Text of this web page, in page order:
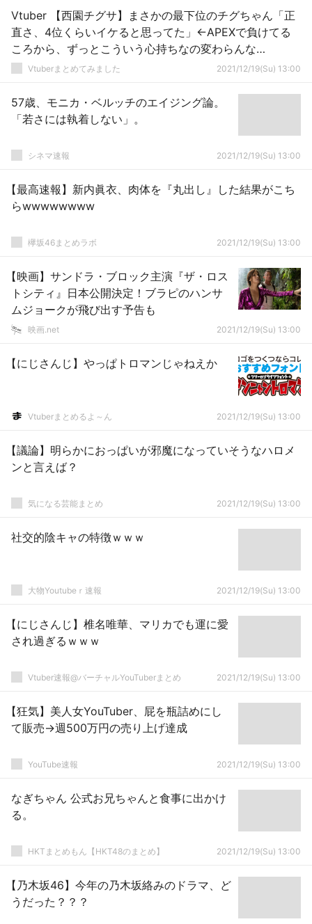
Vtuber 【西園チグサ】まさかの最下位のチグちゃん「正
直さ、4位くらいイケると思ってた」←APEXで負けてる
ころから、ずっとこういう心持ちなの変わらんな…
Vtuberまとめてみました 2021/12/19(Su) 13:00
57歳、モニカ・ベルッチのエイジング論。
「若さには執着しない」。
シネマ速報 2021/12/19(Su) 13:00
【最高速報】新内眞衣、肉体を『丸出し』した結果がこち
らwwwwwwww
欅坂46まとめラボ 2021/12/19(Su) 13:00
【映画】サンドラ・ブロック主演『ザ・ロス
トシティ』日本公開決定！ブラピのハンサ
ムジョークが飛び出す予告も
映画.net 2021/12/19(Su) 13:00
【にじさんじ】やっぱトロマンじゃねえか
Vtuberまとめるよ～ん 2021/12/19(Su) 13:00
【議論】明らかにおっぱいが邪魔になっていそうなハロメ
ンと言えば？
気になる芸能まとめ 2021/12/19(Su) 13:00
社交的陰キャの特徴ｗｗｗ
大物Youtubeｒ速報 2021/12/19(Su) 13:00
【にじさんじ】椎名唯華、マリカでも運に愛
され過ぎるｗｗｗ
Vtuber速報@バーチャルYouTuberまとめ 2021/12/19(Su) 13:00
【狂気】美人女YouTuber、屁を瓶詰めにし
て販売→週500万円の売り上げ達成
YouTube速報 2021/12/19(Su) 13:00
なぎちゃん 公式お兄ちゃんと食事に出かけ
る。
HKTまとめもん【HKT48のまとめ】 2021/12/19(Su) 13:00
【乃木坂46】今年の乃木坂絡みのドラマ、ど
うだった？？？